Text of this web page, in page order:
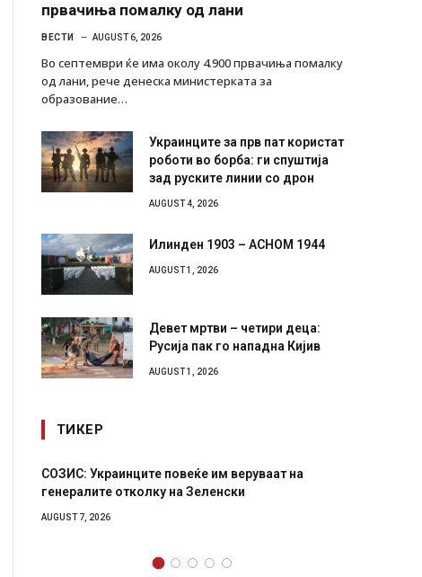
првачиња помалку од лани
ВЕСТИ AUGUST 6, 2026
Во септември ќе има околу 4.900 првачиња помалку
од лани, рече денеска министерката за
образование…
Украинците за прв пат користат
роботи во борба: ги спуштија
зад руските линии со дрон
AUGUST 4, 2026
Илинден 1903 – АСНОМ 1944
AUGUST 1, 2026
Девет мртви – четири деца:
Русија пак го нападна Кијив
AUGUST 1, 2026
ТИКЕР
СОЗИС: Украинците повеќе им веруваат на
генералите отколку на Зеленски
AUGUST 7, 2026